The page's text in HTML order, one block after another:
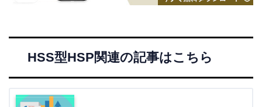
HSS型HSP関連の記事はこちら